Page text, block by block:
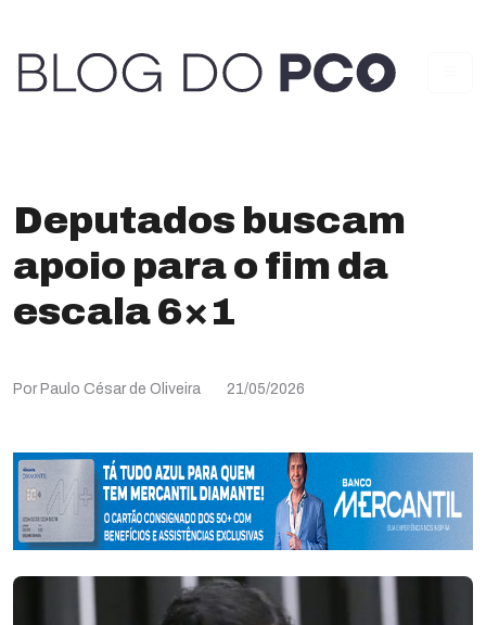
Deputados buscam
apoio para o fim da
escala 6×1
Por Paulo César de Oliveira 21/05/2026